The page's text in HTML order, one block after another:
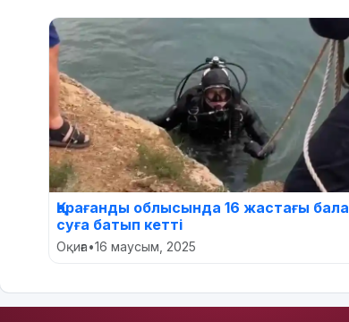
Қарағанды облысында 16 жастағы бала
суға батып кетті
Оқиға•16 маусым, 2025